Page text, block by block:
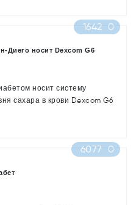
1642 0
Диего носит Dexcom G6
носит систему
сахара в крови Dexcom G6
6077 0